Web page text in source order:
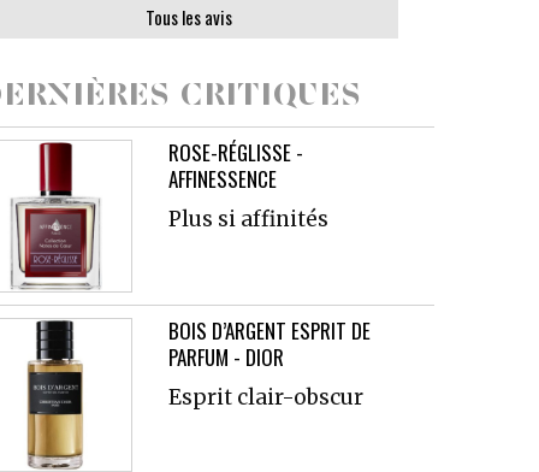
Tous les avis
CRITIQUES
ROSE-RÉGLISSE -
AFFINESSENCE
Plus si affinités
BOIS D’ARGENT ESPRIT DE
PARFUM - DIOR
Esprit clair-obscur